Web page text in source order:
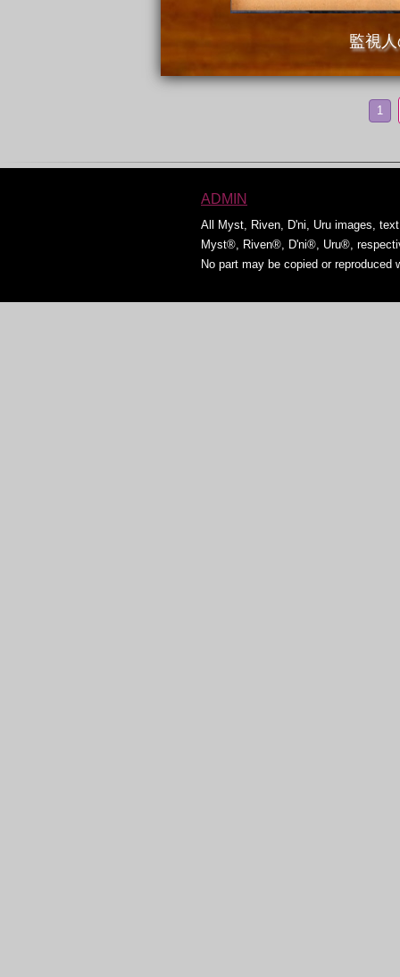
監視
1
ADMIN
All Myst, Riven, D'ni, Uru images,
Myst®, Riven®, D'ni®, Uru®,
No part may be copied or